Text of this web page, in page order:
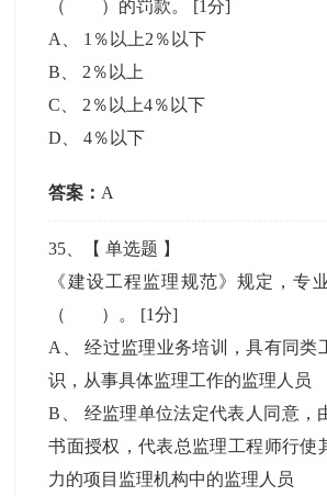
（ ）的罚款。 [1分]
A
1％以上2％以下
B
2％以上
C
2％以上4％以下
D 、4％以下
答案： A
35 、【单选题 】
《建设工程监理规范》规定，专
（ ）。 [1分]
A
、经过监理业务培训，具有同类
识，从事具体监理工作的监理人员
B
经监理单位法定代表人同意，
书面授权，代表总监理工程师行使
力的项目监理机构中的监理人员